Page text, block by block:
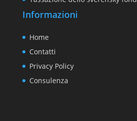
Informazioni
Home
Contatti
Privacy Policy
Consulenza